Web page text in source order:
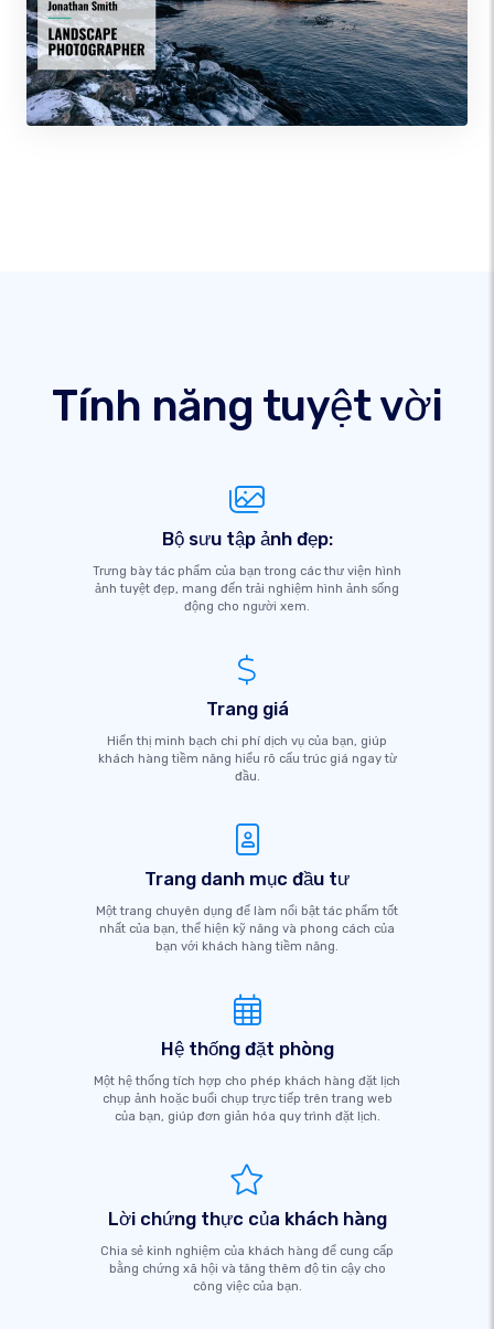
Tính năng tuyệt vời
Bộ sưu tập ảnh đẹp:
Trưng bày tác phẩm của bạn trong các thư viện hình
ảnh tuyệt đẹp, mang đến trải nghiệm hình ảnh sống
động cho người xem.
Trang giá
Hiển thị minh bạch chi phí dịch vụ của bạn, giúp
khách hàng tiềm năng hiểu rõ cấu trúc giá ngay từ
đầu.
Trang danh mục đầu tư
Một trang chuyên dụng để làm nổi bật tác phẩm tốt
nhất của bạn, thể hiện kỹ năng và phong cách của
bạn với khách hàng tiềm năng.
Hệ thống đặt phòng
Một hệ thống tích hợp cho phép khách hàng đặt lịch
chụp ảnh hoặc buổi chụp trực tiếp trên trang web
của bạn, giúp đơn giản hóa quy trình đặt lịch.
Lời chứng thực của khách hàng
Chia sẻ kinh nghiệm của khách hàng để cung cấp
bằng chứng xã hội và tăng thêm độ tin cậy cho
công việc của bạn.